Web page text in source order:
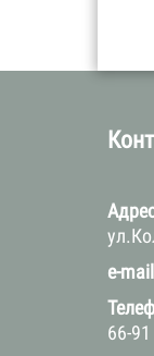
e-
66-91